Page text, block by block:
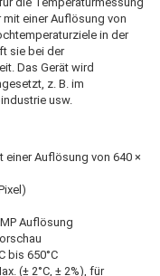
einer Auflösung von
in der
sie bei der
Das Gerät wird
z. B. im
usw.
Auflösung von 640 ×
Auflösung
bis 650°C
(± 2°C, ± 2%), für